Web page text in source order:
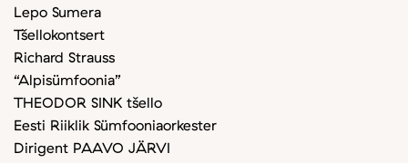
Lepo Sumera
Tšellokontsert
Richard Strauss
“Alpisümfoonia”
THEODOR SINK tšello
Eesti Riiklik Sümfooniaorkester
Dirigent PAAVO JÄRVI